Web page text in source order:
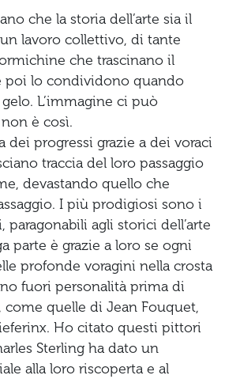
che la storia dell’arte sia il
lavoro collettivo, di tante
che trascinano il
poi lo condividono quando
L’immagine ci può
è così.
dei progressi grazie a dei voraci
traccia del loro passaggio
devastando quello che
I più prodigiosi sono i
agli storici dell’arte
parte è grazie a loro se ogni
profonde voragini nella crosta
fuori personalità prima di
come quelle di Jean Fouquet,
Ho citato questi pittori
Sterling ha dato un
alla loro riscoperta e al